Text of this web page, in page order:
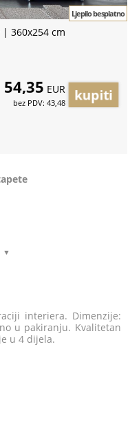
| 360x254 cm
Ljepilo besplatno
54,35 EUR
bez PDV: 43,48
▼
interiera. Dimenzije:
u pakiranju. Kvalitetan
u 4 dijela.